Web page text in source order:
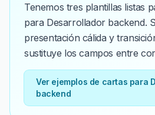
Tenemos tres plantillas listas
para Desarrollador backend.
presentación cálida y
sustituye los campos entre
Ver ejemplos de cartas para
backend